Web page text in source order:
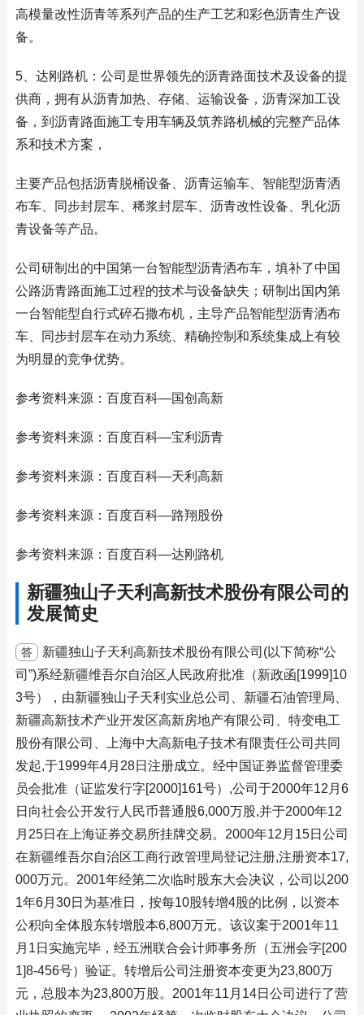
高模量改性沥青等系列产品的生产工艺和彩色沥青生产设
备。
5、达刚路机：公司是世界领先的沥青路面技术及设备的提
供商，拥有从沥青加热、存储、运输设备，沥青深加工设
备，到沥青路面施工专用车辆及筑养路机械的完整产品体
系和技术方案，
主要产品包括沥青脱桶设备、沥青运输车、智能型沥青洒
布车、同步封层车、稀浆封层车、沥青改性设备、乳化沥
青设备等产品。
公司研制出的中国第一台智能型沥青洒布车，填补了中国
公路沥青路面施工过程的技术与设备缺失；研制出国内第
一台智能型自行式碎石撒布机，主导产品智能型沥青洒布
车、同步封层车在动力系统、精确控制和系统集成上有较
为明显的竞争优势。
参考资料来源：百度百科—国创高新
参考资料来源：百度百科—宝利沥青
参考资料来源：百度百科—天利高新
参考资料来源：百度百科—路翔股份
参考资料来源：百度百科—达刚路机
新疆独山子天利高新技术股份有限公司的
发展简史
答
新疆独山子天利高新技术股份有限公司(以下简称“公
司”)系经新疆维吾尔自治区人民政府批准（新政函[1999]10
3号），由新疆独山子天利实业总公司、新疆石油管理局、
新疆高新技术产业开发区高新房地产有限公司、特变电工
股份有限公司、上海中大高新电子技术有限责任公司共同
发起,于1999年4月28日注册成立。经中国证券监督管理委
员会批准（证监发行字[2000]161号）,公司于2000年12月6
日向社会公开发行人民币普通股6,000万股,并于2000年12
月25日在上海证券交易所挂牌交易。2000年12月15日公司
在新疆维吾尔自治区工商行政管理局登记注册,注册资本17,
000万元。2001年经第二次临时股东大会决议，公司以200
1年6月30日为基准日，按每10股转增4股的比例，以资本
公积向全体股东转增股本6,800万元。该议案于2001年11
月1日实施完毕，经五洲联合会计师事务所（五洲会字[200
1]8-456号）验证。转增后公司注册资本变更为23,800万
元，总股本为23,800万股。2001年11月14日公司进行了营